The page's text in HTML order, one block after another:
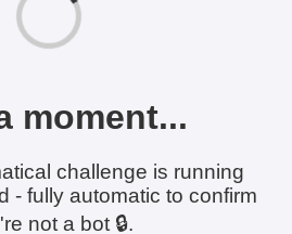
moment...
challenge is running
- fully automatic to confirm
not a bot 🔒.